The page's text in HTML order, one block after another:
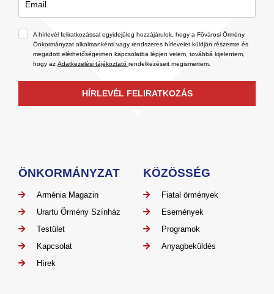
A hírlevél feliratkozással egyidejűleg hozzájárulok, hogy a Fővárosi Örmény
Önkormányzat alkalmankénti vagy rendszeres hírlevelet küldjön részemre és
megadott elérhetőségeimen kapcsolatba lépjen velem, továbbá kijelentem,
hogy az Adatkezelési tájékoztató rendelkezéseit megismertem.
HÍRLEVÉL FELIRATKOZÁS
ÖNKORMÁNYZAT
Arménia Magazin
Urartu Örmény Színház
Testület
Kapcsolat
Hírek
KÖZÖSSÉG
Fiatal örmények
Események
Programok
Anyagbeküldés